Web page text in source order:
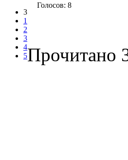
3
1
2
3
4
5
Голосов: 8
Прочитано